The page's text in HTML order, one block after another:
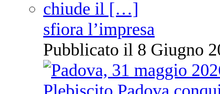
sfiora l’impresa
Pubblicato il 8 Giugno